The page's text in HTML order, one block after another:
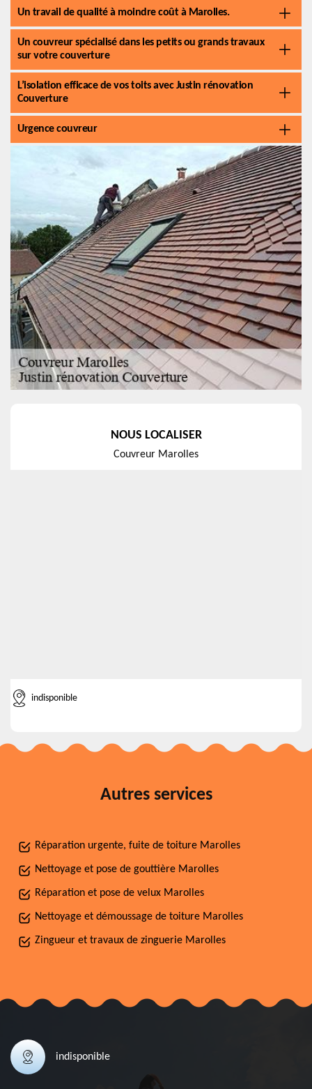
Un travail de qualité à moindre coût à Marolles.
Un couvreur spécialisé dans les petits ou grands travaux
sur votre couverture
L’isolation efficace de vos toits avec Justin rénovation
Couverture
Urgence couvreur
NOUS LOCALISER
Couvreur Marolles
indisponible
Autres services
Réparation urgente, fuite de toiture Marolles
Nettoyage et pose de gouttière Marolles
Réparation et pose de velux Marolles
Nettoyage et démoussage de toiture Marolles
Zingueur et travaux de zinguerie Marolles
indisponible